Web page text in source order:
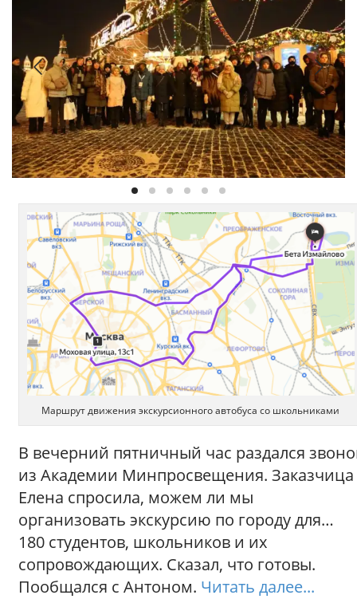
Маршрут движения экскурсионного автобуса со школьниками
В вечерний пятничный час раздался
из Академии Минпросвещения. Заказчица
Елена спросила, можем ли мы
организовать экскурсию по городу для…
180 студентов, школьников и их
сопровождающих. Сказал, что готовы.
Пообщался с Антоном. Читать далее...